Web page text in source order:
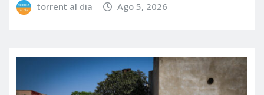
torrent al dia Ago 5, 2026